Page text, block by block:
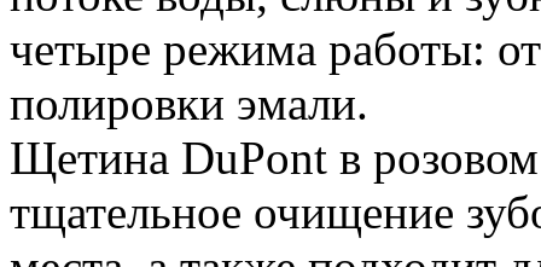
четыре режима работы:
полировки эмали.
Щетина DuPont в розовом
тщательное очищение